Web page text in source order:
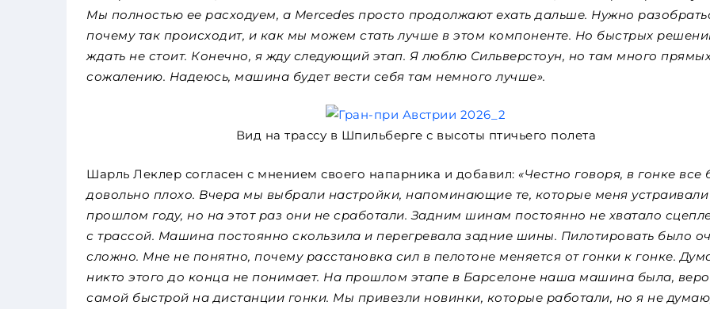
Мы полностью ее расходуем, а Mercedes просто продолжают ехать дальше. Нужно
почему так происходит, и как мы можем стать лучше в этом компоненте. Но быстрых
ждать не стоит. Конечно, я жду следующий этап. Я люблю Сильверстоун, но там много
сожалению. Надеюсь, машина будет вести себя там немного лучше».
Вид на трассу в Шпильберге с высоты птичьего полета
Шарль Леклер согласен с мнением своего напарника и добавил: «Честно говоря, в гонке все
довольно плохо. Вчера мы выбрали настройки, напоминающие те, которые меня
прошлом году, но на этот раз они не сработали. Задним шинам постоянно не хватало
с трассой. Машина постоянно скользила и перегревала задние шины. Пилотировать было
сложно. Мне не понятно, почему расстановка сил в пелотоне меняется от гонки к гонке.
никто этого до конца не понимает. На прошлом этапе в Барселоне наша машина была,
самой быстрой на дистанции гонки. Мы привезли новинки, которые работали, но я не